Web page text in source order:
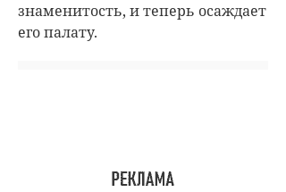
знаменитость, и теперь осаждает
его палату.